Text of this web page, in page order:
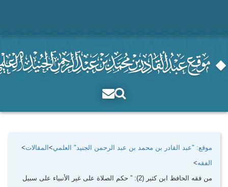
موقع: "عبد القادر بن محمد بن عبد الرحمن الجنيد" العلمي> المقالات>
الفقه>
من فقه الحافظ ابن كثير (2): ” حكم الصلاة على غير الأنبياء على سبيل